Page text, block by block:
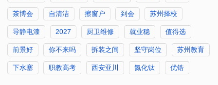
茶博会 自清洁 擦窗户 到会 苏州择校
导静电漆 2027 厨卫维修 就业稳 值得选
前景好 你不来吗 拆装之间 坚守岗位 苏州教育
下水塞 职教高考 西安亚川 氮化钛 优锆